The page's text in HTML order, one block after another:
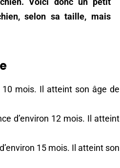
selon sa taille, mais
mois. Il atteint son âge de
d’environ 12 mois. Il atteint
15 mois. Il atteint son